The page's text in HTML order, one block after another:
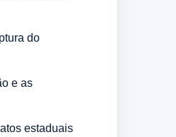
do
e as
estaduais